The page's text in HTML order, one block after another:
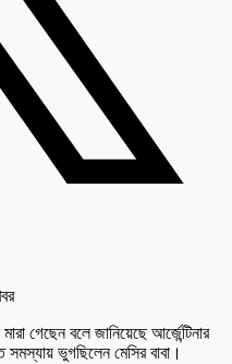
গেছেন বলে জানিয়েছে আর্জেন্টিনার
সমস্যায় ভুগছিলেন মেসির বাবা।